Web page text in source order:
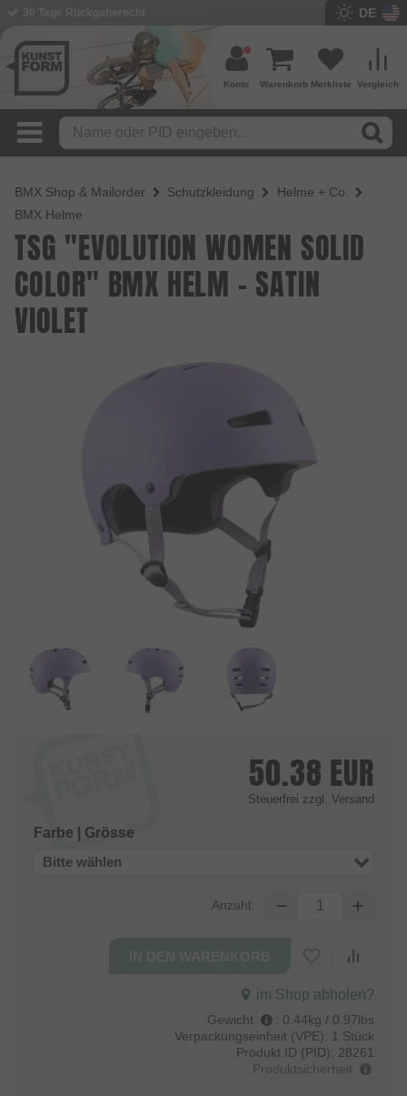
DE
Vergleich
Merkliste
Warenkorb
Konto
BMX Shop & Mailorder Schutzkleidung
Helme + Co.
BMX Helme
TSG "EVOLUTION WOMEN SOLID
COLOR" BMX HELM - SATIN
VIOLET
50.38 EUR
Steuerfrei zzgl. Versand
Farbe | Grösse
Bitte wählen
Anzahl:
im Shop abholen?
Gewicht : 0.44kg / 0.97lbs
Verpackungseinheit (VPE): 1 Stück
Produkt ID (PID): 28261
Produktsicherheit